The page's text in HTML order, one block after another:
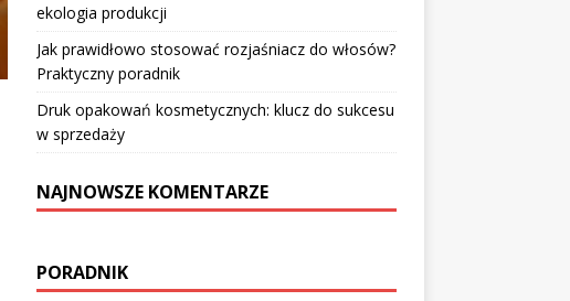
ekologia produkcji
Jak prawidłowo stosować rozjaśniacz do włosów?
Praktyczny poradnik
Druk opakowań kosmetycznych: klucz do sukcesu
w sprzedaży
NAJNOWSZE KOMENTARZE
PORADNIK